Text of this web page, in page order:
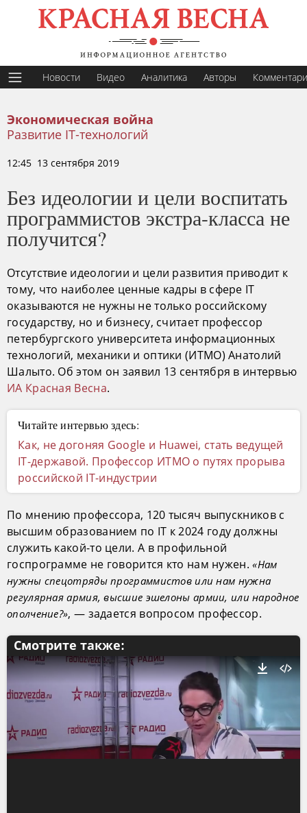
Новости Видео Аналитика Авторы
Экономическая война
Развитие IT-технологий
12:45 13 сентября 2019
Без идеологии и цели воспитать
программистов экстра-класса не
получится?
Отсутствие идеологии и цели развития приводит к
тому, что наиболее ценные кадры в сфере IT
оказываются не нужны не только российскому
государству, но и бизнесу, считает профессор
петербургского университета информационных
технологий, механики и оптики (ИТМО) Анатолий
Шалыто. Об этом он заявил 13 сентября в интервью
ИА Красная Весна.
Читайте интервью здесь:
Как, не догоняя Google и Huawei, стать ведущей
IT-державой. Профессор ИТМО о путях прорыва
российской IT-индустрии
По мнению профессора, 120 тысяч выпускников с
высшим образованием по IT к 2024 году должны
служить какой-то цели. А в профильной
госпрограмме не говорится кто нам нужен.«Нам
нужны спецотряды программистов или нам нужна
регулярная армия, высшие эшелоны армии, или народное
ополчение?», — задается вопросом профессор.
Смотрите также: